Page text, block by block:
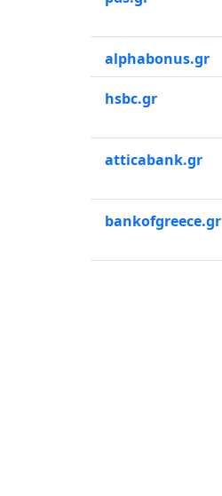
alphabonus.gr
hsbc.gr
atticabank.gr
bankofgreece.gr